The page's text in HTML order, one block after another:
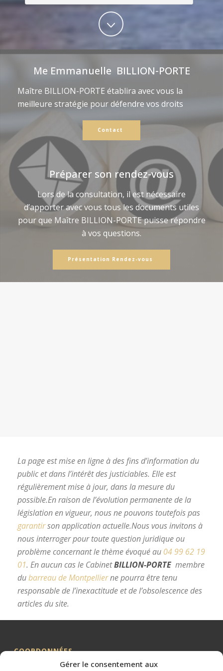
Gérer le consentement aux
Me Emmanuelle BILLION-PORTE
Maître BILLION-PORTE établira avec vous la
meilleure stratégie pour défendre vos droits
Contact
Préparer son rendez-vous
Lors de la consultation, il est nécessaire
d’apporter avec vous tous les documents utiles
pour que Maître BILLION-PORTE puisse répondre
à vos questions.
Présentation Rendez-vous
La page est mise en ligne à des fins d’information du
public et dans l’intérêt des justiciables. Elle est
régulièrement mise à jour, dans la mesure du
possible.En raison de l’évolution permanente de la
législation en vigueur, nous ne pouvons toutefois pas
garantirson application actuelle.Nous vous invitons à
nous interroger pour toute question juridique ou
problème concernant le thème évoqué au 04 99 62 19
01. En aucun cas le CabinetBILLION-PORTE membre
dubarreau de Montpellierne pourra être tenu
responsable de l’inexactitude et de l’obsolescence des
articles du site.
COORDONNÉES
Me BILLION-PORTE